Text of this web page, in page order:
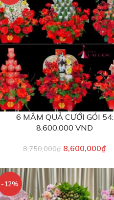
6 MÂM QUẢ CƯỚI GÓI 54:
8.600.000 VND
8,750,000₫ 8,600,000₫
-12%